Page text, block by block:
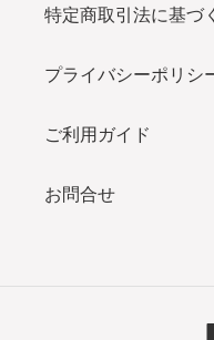
特定商取引法に基づ
プライバシーポリシ
ご利用ガイド
お問合せ